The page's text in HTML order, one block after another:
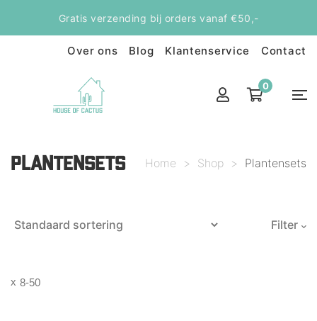
Gratis verzending bij orders vanaf €50,-
Over ons Blog Klantenservice Contact
0
PLANTENSETS Home > Shop > Plantensets
Filter
8-50